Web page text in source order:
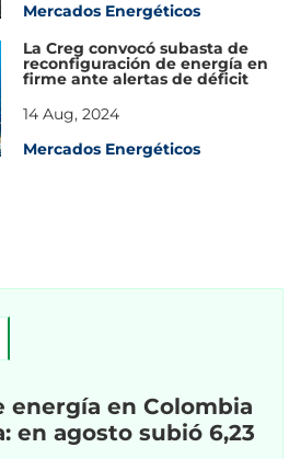
Mercados Energéticos
La Creg convocó subasta de
reconfiguración de energía en
firme ante alertas de déficit
14 Aug, 2024
Mercados Energéticos
energía en Colombia
en agosto subió 6,23